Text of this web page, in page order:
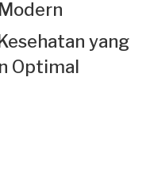
yang
Optimal